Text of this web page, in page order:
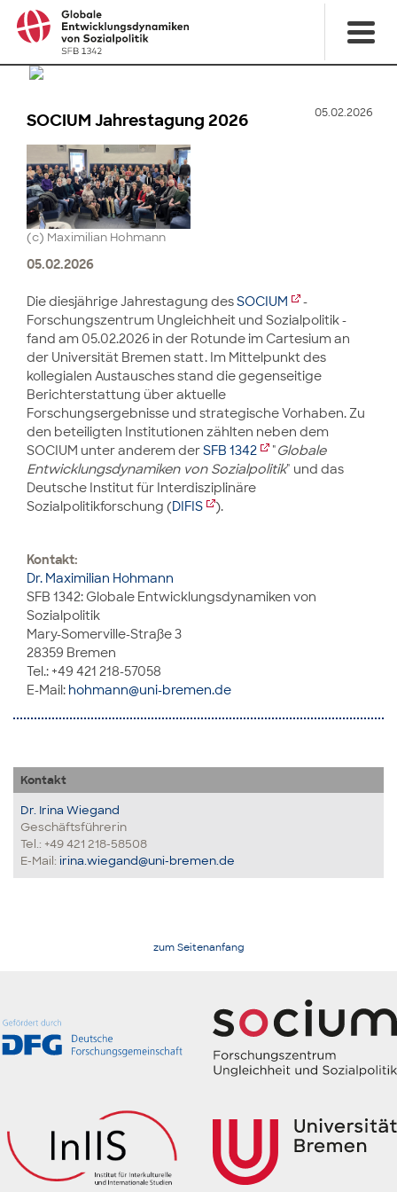
05.02.2026
SOCIUM Jahrestagung 2026
(c) Maximilian Hohmann
05.02.2026
Die diesjährige Jahrestagung desSOCIUM
-
Forschungszentrum Ungleichheit und Sozialpolitik -
fand am 05.02.2026 in der Rotunde im Cartesium an
der Universität Bremen statt. Im Mittelpunkt des
kollegialen Austausches stand die gegenseitige
Berichterstattung über aktuelle
Forschungsergebnisse und strategische Vorhaben. Zu
den beteiligten Institutionen zählten neben dem
SOCIUM unter anderem derSFB 1342 "Globale
Entwicklungsdynamiken von Sozialpolitik" und das
Deutsche Institut für Interdisziplinäre
Sozialpolitikforschung (DIFIS ).
Kontakt:
Dr. Maximilian Hohmann
SFB 1342: Globale Entwicklungsdynamiken von
Sozialpolitik
Mary-Somerville-Straße 3
28359 Bremen
Tel.: +49 421 218-57058
E-Mail: hohmann@uni-bremen.de
Kontakt
Dr. Irina Wiegand
Geschäftsführerin
Tel.: +49 421 218-58508
E-Mail: irina.wiegand@uni-bremen.de
zum Seitenanfang